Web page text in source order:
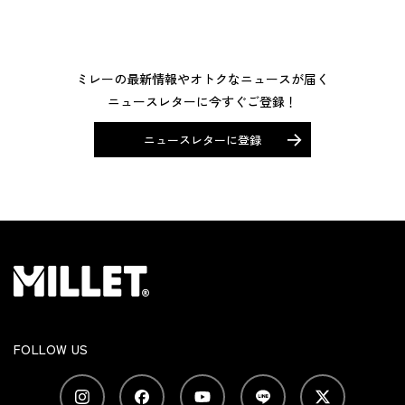
ミレーの最新情報やオトクなニュースが届く
ニュースレターに今すぐご登録！
ニュースレターに登録
FOLLOW US